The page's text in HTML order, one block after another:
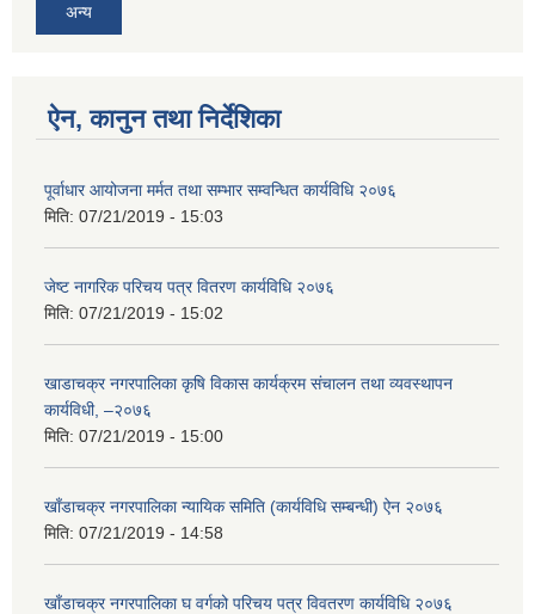
अन्य
ऐन, कानुन तथा निर्देशिका
पूर्वाधार आयोजना मर्मत तथा सम्भार सम्वन्धित कार्यविधि २०७६
मिति: 07/21/2019 - 15:03
जेष्ट नागरिक परिचय पत्र वितरण कार्यविधि २०७६
मिति: 07/21/2019 - 15:02
खाडाचक्र नगरपालिका कृषि विकास कार्यक्रम संचालन तथा व्यवस्थापन
कार्यविधी, –२०७६
मिति: 07/21/2019 - 15:00
खाँडाचक्र नगरपालिका न्यायिक समिति (कार्यविधि सम्बन्धी) ऐन २०७६
मिति: 07/21/2019 - 14:58
खाँडाचक्र नगरपालिका घ वर्गको परिचय पत्र विवतरण कार्यविधि २०७६